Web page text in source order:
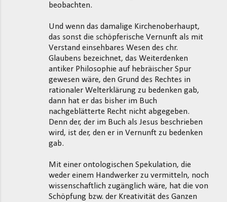
beobachten.
Und wenn das damalige Kirchenoberhaupt,
das sonst die schöpferische Vernunft als mit
Verstand einsehbares Wesen des chr.
Glaubens bezeichnet, das Weiterdenken
antiker Philosophie auf hebräischer Spur
gewesen wäre, den Grund des Rechtes in
rationaler Welterklärung zu bedenken gab,
dann hat er das bisher im Buch
nachgeblätterte Recht nicht abgegeben.
Denn der, der im Buch als Jesus beschrieben
wird, ist der, den er in Vernunft zu bedenken
gab.
Mit einer ontologischen Spekulation, die
weder einem Handwerker zu vermitteln, noch
wissenschaftlich zugänglich wäre, hat die von
Schöpfung bzw. der Kreativität des Ganzen